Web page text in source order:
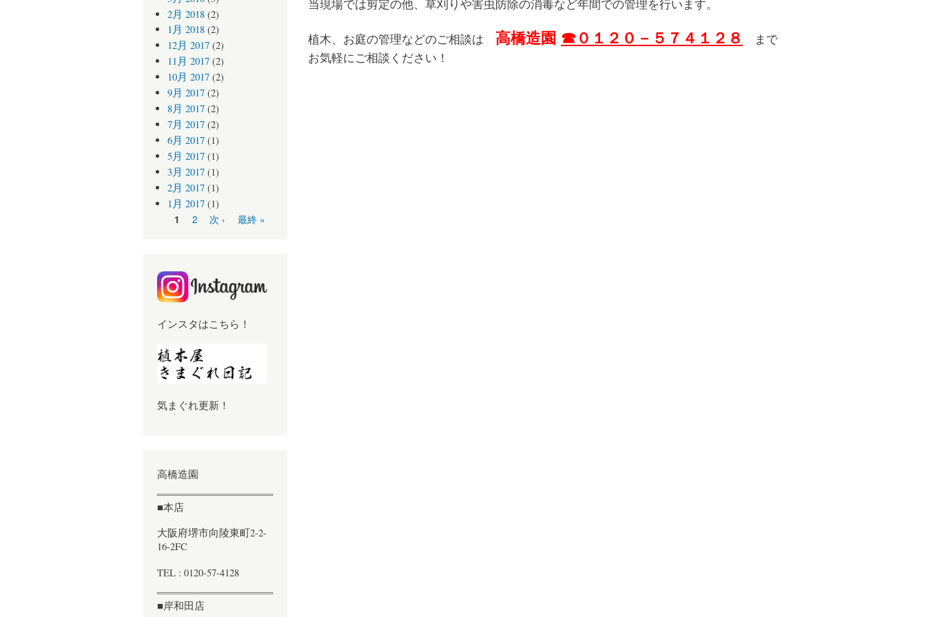
2月 2018(2)
1月 2018(2)
12月 2017(2)
11月 2017(2)
10月 2017(2)
9月 2017(2)
8月 2017(2)
7月 2017(2)
6月 2017(1)
5月 2017(1)
3月 2017(1)
2月 2017(1)
1月 2017(1)
ページ
1 2 次 › 最終 »
インスタはこちら！
気まぐれ更新！
高橋造園
■本店
大阪府堺市向陵東町2-2-
16-2FC
TEL : 0120-57-4128
■岸和田店
当現場では剪定の他、草刈りや害虫防除の消毒など年間での管理を行います。
植木、お庭の管理などのご相談は 高橋造園 ☎０１２０－５７４１２８
まで
お気軽にご相談ください！